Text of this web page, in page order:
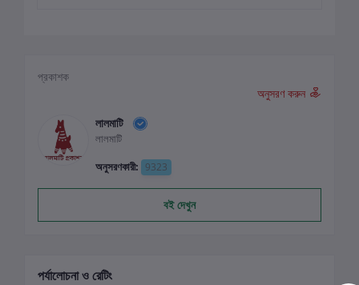
প্রকাশক
অনুসরণ করুন
লালমাটি
লালমাটি
অনুসরণকারী: 9323
বই দেখুন
পর্যালোচনা ও রেটিং